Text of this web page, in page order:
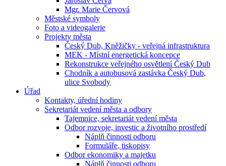
Mgr. Marie Červová
Městské symboly
Foto a videogalerie
Projekty města
Český Dub, Kněžičky - veřejná infrastruktura
MEK - Místní energetická koncepce
Rekonstrukce veřejného osvětlení Český Dub
Chodník a autobusová zastávka Český Dub,
ulice Svobody
Úřad
Kontakty, úřední hodiny
Sekretariát vedení města a odbory
Tajemnice, sekretariát vedení města
Odbor rozvoje, investic a životního prostředí
Náplň činnosti odboru
Formuláře, tiskopisy
Odbor ekonomiky a majetku
Náplň činnosti odboru